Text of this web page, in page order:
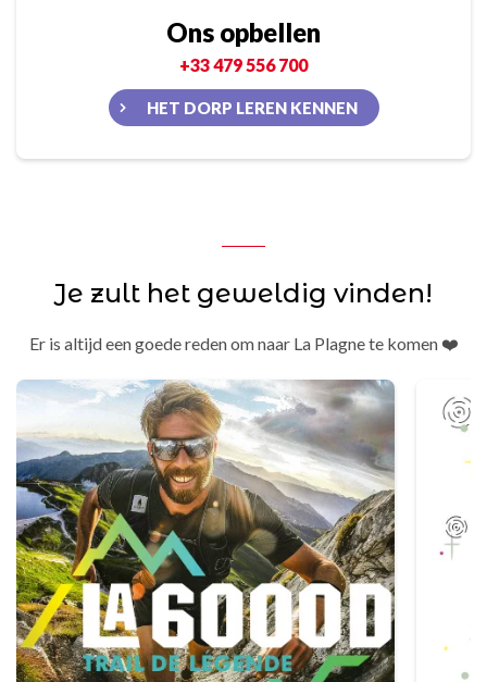
Ons opbellen
+33 479 556 700
HET DORP LEREN KENNEN
Je zult het geweldig vinden!
Er is altijd een goede reden om naar La Plagne te komen ❤️